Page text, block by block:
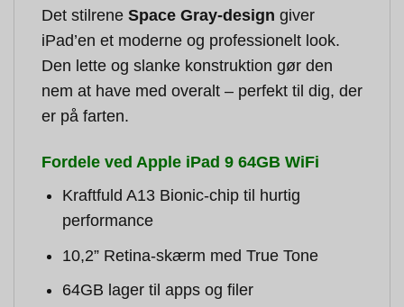
Det stilrene Space Gray-design giver
iPad’en et moderne og professionelt look.
Den lette og slanke konstruktion gør den
nem at have med overalt – perfekt til dig, der
er på farten.
Fordele ved Apple iPad 9 64GB WiFi
Kraftfuld A13 Bionic-chip til hurtig
performance
10,2” Retina-skærm med True Tone
64GB lager til apps og filer